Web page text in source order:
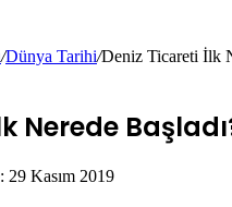
/Dünya Tarihi/Deniz Ticareti İlk
Nerede
29 Kasım 2019